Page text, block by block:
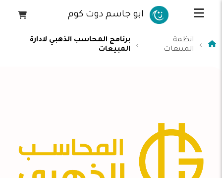
ابو جاسم دوت كوم
انظمة
المبيعات
برنامج المحاسب الذهبي لادارة
المبيعات